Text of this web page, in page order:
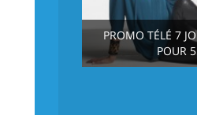
PROMO TÉLÉ 7
POUR